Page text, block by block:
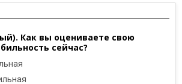
Как вы оцениваете свою
сейчас?